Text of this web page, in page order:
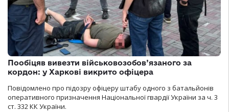
Пообіцяв вивезти військовозобов’язаного за
кордон: у Харкові викрито офіцера
Повідомлено про підозру офіцеру штабу одного з батальйонів
оперативного призначення Національної гвардії України за ч. 3
ст. 332 КК України.